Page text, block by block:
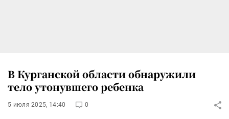
В Курганской области обнаружили
тело утонувшего ребенка
5 июля 2025, 14:40 0